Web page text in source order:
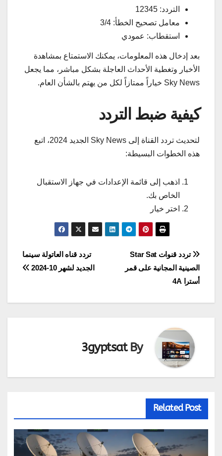
التردد: 12345
معامل تصحيح الخطأ: 3/4
استقطاب: عمودي
بعد إدخال هذه المعلومات، يمكنك الاستمتاع بمشاهدة
الأخبار وتغطية الأحداث العاجلة بشكل مباشر، مما يجعل
Sky News خياراً ممتازاً لكل من يهتم بالشأن العام.
كيفية ضبط التردد
لتحديث تردد القناة إلى Sky News الجديد 2024، اتبع
هذه الخطوات البسيطة:
اذهب إلى قائمة الإعدادات في جهاز الاستقبال
الخاص بك.
اختر خيار
تصفّح
المقالات
تردد قناه العاتولة سينما
الجديد لشهر 10-2024
تردد قنوات Star Sat
الصينية المجانية على قمر
أسترا 4A
By
3gyptsat
Related Post